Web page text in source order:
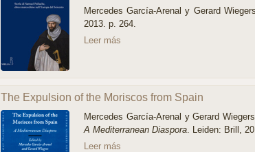
Mercedes García-Arenal y Gerard
2013. p. 264.
Leer más
The Expulsion of the Moriscos from Spain
Mercedes García-Arenal y Gerard
A Mediterranean Diaspora. Leiden: Brill,
Leer más